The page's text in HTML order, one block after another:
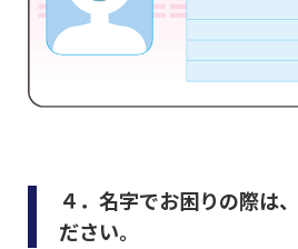
４．名字でお困りの際は
ださい。